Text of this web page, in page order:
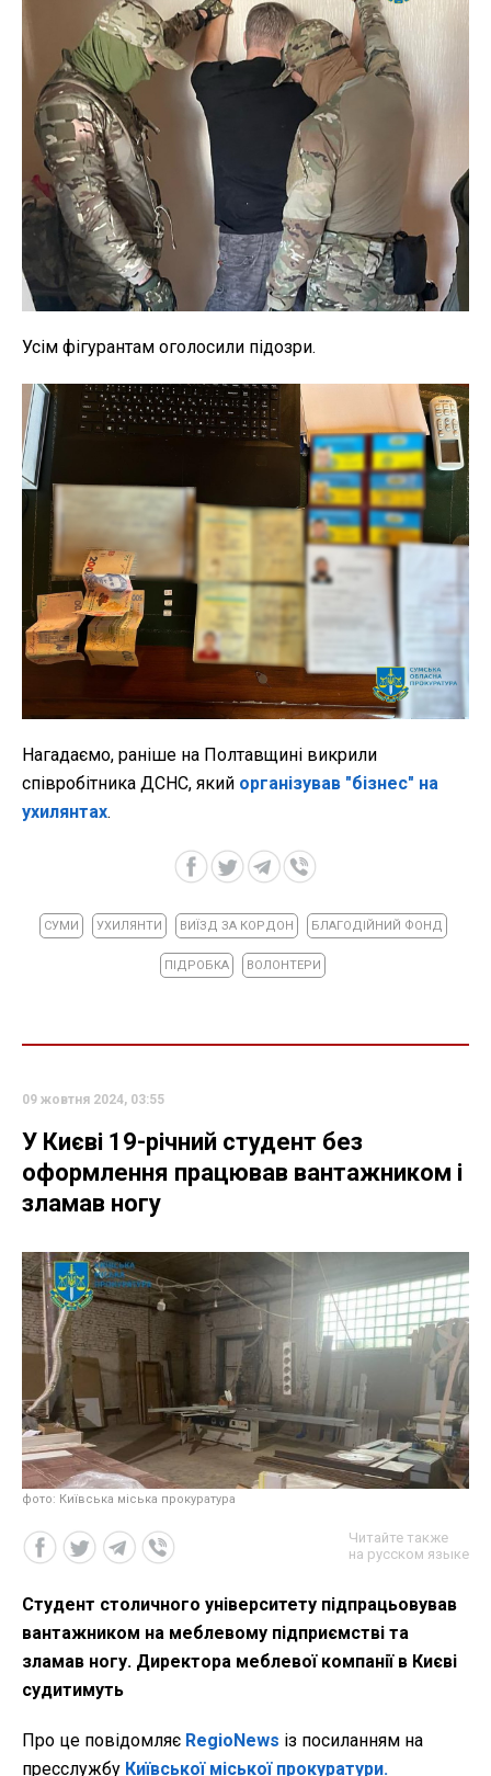
Усім фігурантам оголосили підозри.
Нагадаємо, раніше на Полтавщині викрили
співробітника ДСНС, який організував "бізнес" на
ухилянтах.
СУМИ УХИЛЯНТИ ВИЇЗД ЗА КОРДОН БЛАГОДІЙНИЙ ФОНД
ПІДРОБКА ВОЛОНТЕРИ
09 жовтня 2024, 03:55
У Києві 19-річний студент без
оформлення працював вантажником і
зламав ногу
фото: Київська міська прокуратура
Читайте также
на русском языке
Студент столичного університету підпрацьовував
вантажником на меблевому підприємстві та
зламав ногу. Директора меблевої компанії в Києві
судитимуть
Про це повідомляє RegioNews із посиланням на
пресслужбу Київської міської прокуратури.